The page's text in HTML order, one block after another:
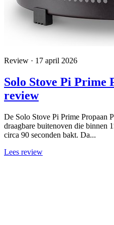
Review · 17 april 2026
Solo Stove Pi Prime
review
De Solo Stove Pi Prime Propaan
draagbare buitenoven die binnen
circa 90 seconden bakt. Da...
Lees review